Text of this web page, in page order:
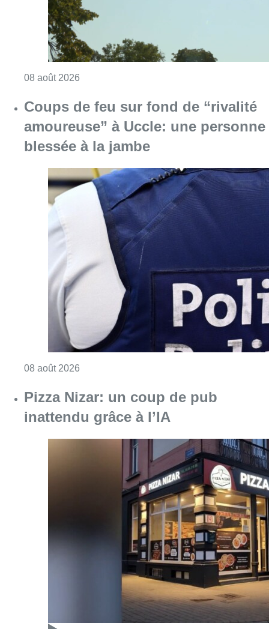
08 août 2026
Coups de feu sur fond de “rivalité
amoureuse” à Uccle: une personne
blessée à la jambe
08 août 2026
Pizza Nizar: un coup de pub
inattendu grâce à l’IA